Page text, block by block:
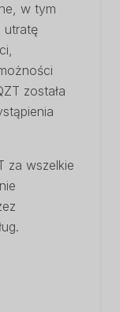
w tym
utratę
została
za wszelkie